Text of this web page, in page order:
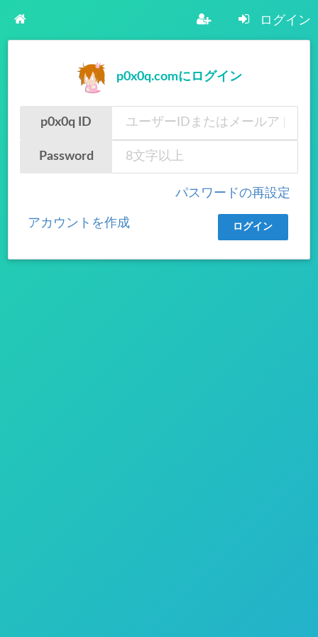
ログイン
p0x0q.comにログイン
p0x0q ID
Password
パスワードの再設定
アカウントを作成 ログイン